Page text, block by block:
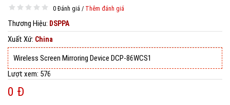
0 Đánh giá / Thêm đánh giá
Thương Hiệu: DSPPA
Xuất Xứ: China
Wireless Screen Mirroring Device DCP-86WCS1
Lượt xem: 576
0 Đ